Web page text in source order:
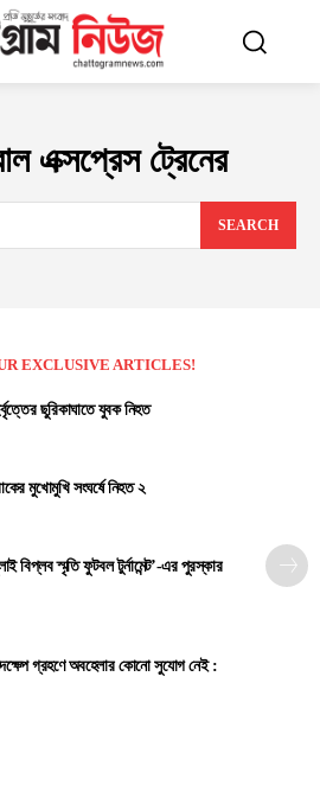
এক্সপ্রেস ট্রেনের
SEARCH
EXCLUSIVE ARTICLES!
ছুরিকাঘাতে যুবক নিহত
মুখোমুখি সংঘর্ষে নিহত ২
বিপ্লব স্মৃতি ফুটবল টুর্নামেন্ট’-এর পুরস্কার
গ্রহণে অবহেলার কোনো সুযোগ নেই :